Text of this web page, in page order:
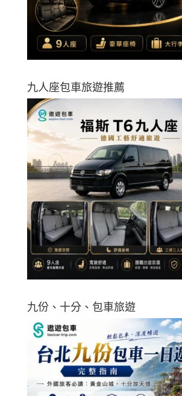
九人座包車旅遊推薦
九份、十分、包車旅遊